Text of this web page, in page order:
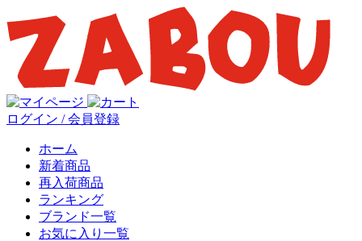
ログイン / 会員登録
ホーム
新着商品
再入荷商品
ランキング
ブランド一覧
お気に入り一覧